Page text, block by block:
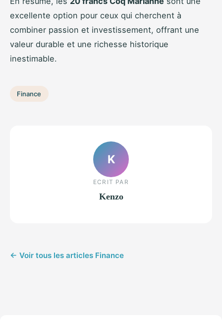
excellente option pour ceux qui cherchent à
combiner passion et investissement, offrant une
valeur durable et une richesse historique
inestimable.
Finance
K
ECRIT PAR
Kenzo
← Voir tous les articles Finance